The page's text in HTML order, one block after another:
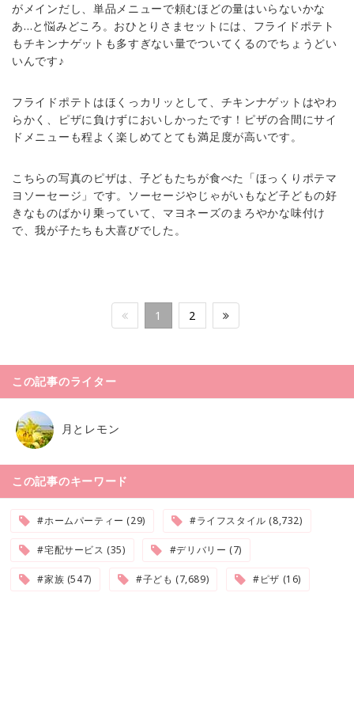
がメインだし、単品メニューで頼むほどの量はいらないかな
あ…と悩みどころ。おひとりさまセットには、フライドポテト
もチキンナゲットも多すぎない量でついてくるのでちょうどい
いんです♪
フライドポテトはほくっカリッとして、チキンナゲットはやわ
らかく、ピザに負けずにおいしかったです！ピザの合間にサイ
ドメニューも程よく楽しめてとても満足度が高いです。
こちらの写真のピザは、子どもたちが食べた「ほっくりポテマ
ヨソーセージ」です。ソーセージやじゃがいもなど子どもの好
きなものばかり乗っていて、マヨネーズのまろやかな味付け
で、我が子たちも大喜びでした。
1 2
この記事のライター
月とレモン
この記事のキーワード
#ホームパーティー (29) #ライフスタイル (8,732)
#宅配サービス (35) #デリバリー (7)
#家族 (547) #子ども (7,689) #ピザ (16)